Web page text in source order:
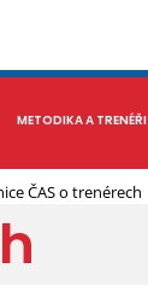
METODIKA A TRENÉŘI
ČAS o trenérech